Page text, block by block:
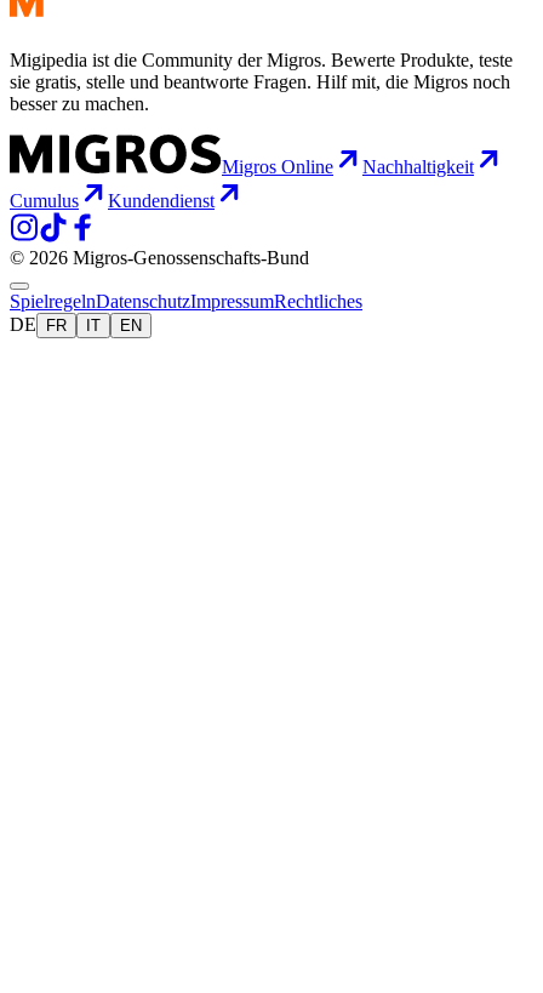
Migipedia ist die Community der Migros. Bewerte Produkte, teste
sie gratis, stelle und beantworte Fragen. Hilf mit, die Migros noch
besser zu machen.
Migros Online
Nachhaltigkeit
Cumulus
Kundendienst
© 2026 Migros-Genossenschafts-Bund
SpielregelnDatenschutzImpressumRechtliches
DE
FR IT EN